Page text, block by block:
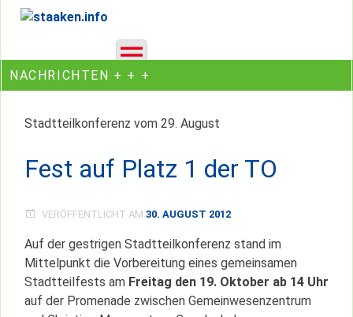
SkipEin Projekt des Gemeinwesenvereins Heerstraße Nord
NACHRICHTEN + + +
Stadtteilkonferenz vom 29. August
Fest auf Platz 1 der TO
VERÖFFENTLICHT AM 30. AUGUST 2012
Auf der gestrigen Stadtteilkonferenz stand im
Mittelpunkt die Vorbereitung eines gemeinsamen
Stadtteilfests am Freitag den 19. Oktober ab 14 Uhr
auf der Promenade zwischen Gemeinwesenzentrum